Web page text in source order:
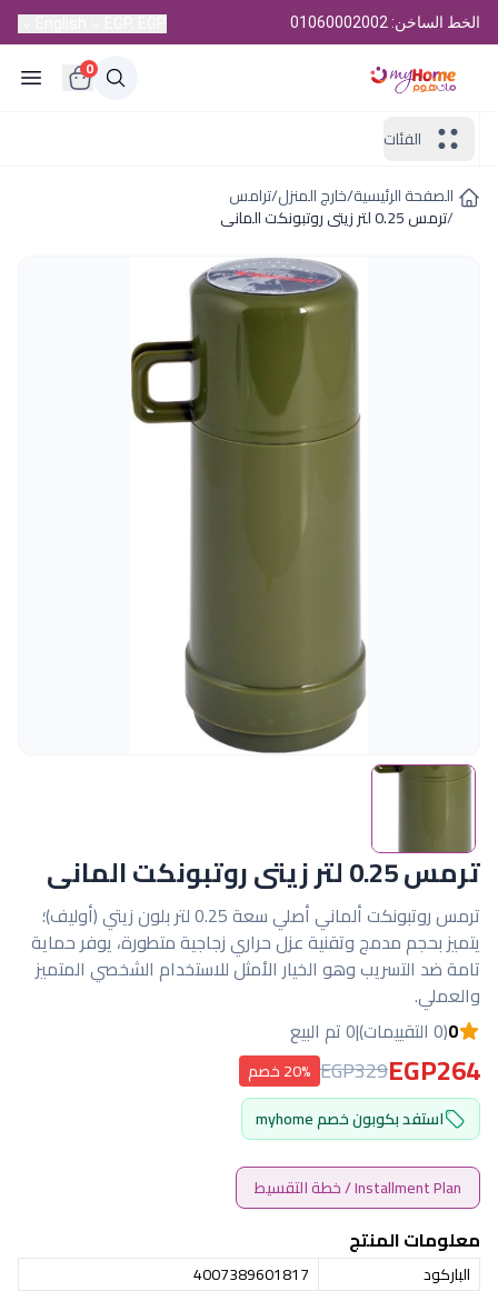
الخط الساخن: 01060002002
0
الفئات
الصفحة الرئيسية/خارج المنزل/ترامس
/ترمس 0.25 لتر زيتى روتبونكت المانى
ترمس 0.25 لتر زيتى روتبونكت المانى
ترمس روتبونكت ألماني أصلي سعة 0.25 لتر بلون زيتي (أوليف)؛
يتميز بحجم مدمج وتقنية عزل حراري زجاجية متطورة، يوفر حماية
تامة ضد التسريب وهو الخيار الأمثل للاستخدام الشخصي المتميز
والعملي.
0(0 التقييمات) |0 تم البيع
EGP264
EGP329 20% خصم
استفد بكوبون خصم myhome
Installment Plan / خطة التقسيط
معلومات المنتج
الباركود
4007389601817